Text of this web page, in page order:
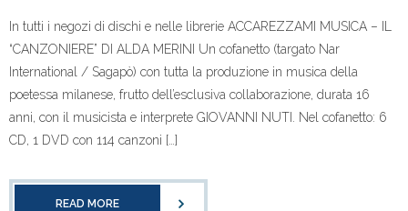
In tutti i negozi di dischi e nelle librerie ACCAREZZAMI MUSICA – IL
“CANZONIERE” DI ALDA MERINI Un cofanetto (targato Nar
International / Sagapò) con tutta la produzione in musica della
poetessa milanese, frutto dell’esclusiva collaborazione, durata 16
anni, con il musicista e interprete GIOVANNI NUTI. Nel cofanetto: 6
CD, 1 DVD con 114 canzoni […]
READ MORE